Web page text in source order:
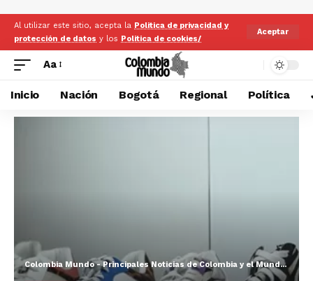
Al utilizar este sitio, acepta la Politica de privacidad y
protección de datos y los Politica de cookies/
Aceptar
Aa
Inicio Nación Bogotá Regional Política
Colombia Mundo - Principales Noticias de Colombia y el Mundo Hoy